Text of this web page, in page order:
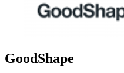
GoodShape